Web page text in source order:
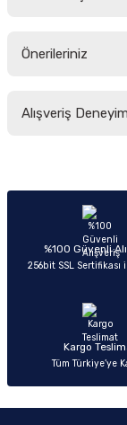
Önerileriniz
yetersiz
Ürün
Ürün bilgilerinde
Ürün fiyatı diğer
Alışveriş
%100 Güvenli
256bit SSL Sertifikası
Kargo
Tüm Türkiye’ye